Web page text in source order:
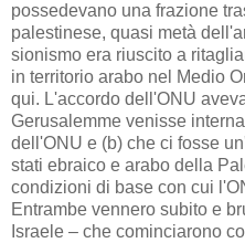
possedevano una frazione
palestinese, quasi metà
sionismo era riuscito a
in territorio arabo nel Medio
qui. L'accordo dell'ONU
Gerusalemme venisse
dell'ONU e (b) che ci fosse
stati ebraico e arabo della
condizioni di base con cui
Entrambe vennero subito e
Israele – che cominciarono